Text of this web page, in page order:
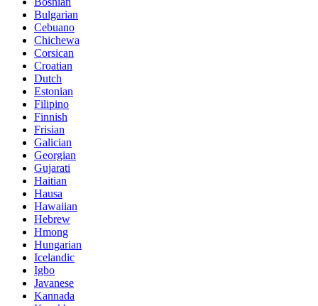
Bulgarian
Cebuano
Chichewa
Corsican
Croatian
Dutch
Estonian
Filipino
Finnish
Frisian
Galician
Georgian
Gujarati
Haitian
Hausa
Hawaiian
Hebrew
Hmong
Hungarian
Icelandic
Igbo
Javanese
Kannada